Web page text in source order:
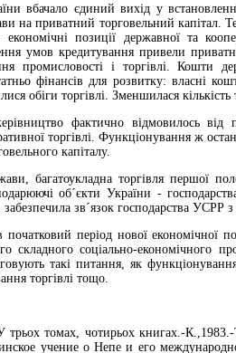
вбачало єдиний вихід у
на приватний торговельний
позиції державної та
умов кредитування привели
промисловості і торгівлі. Кошти
фінансів для розвитку: власні
обіги торгівлі. Зменшилася кількість
фактично відмовилось від
торгівлі. Функціонування ж
капіталу.
багатоукладна торгівля першої
об´єкти України -
зв´язок господарства УСРР
початковий період нової
складного соціально-економічного
такі питання, як
торгівлі тощо.
У трьох томах, чотирьох книгах.-
учение о Непе и его